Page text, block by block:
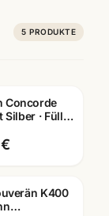
5 PRODUKTE
Concorde
Silber · Füller
4652
K400